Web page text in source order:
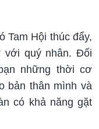
Tam Hội thúc đẩy,
quý nhân. Đối
những thời cơ
bản thân mình và
có khả năng gặt